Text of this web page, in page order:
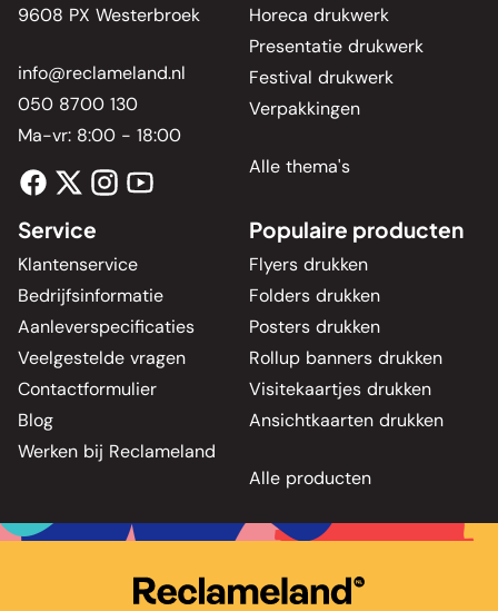
9608 PX Westerbroek
info@reclameland.nl
050 8700 130
Ma-vr: 8:00 - 18:00
Horeca drukwerk
Presentatie drukwerk
Festival drukwerk
Verpakkingen
Alle thema's
Service
Klantenservice
Bedrijfsinformatie
Aanleverspecificaties
Veelgestelde vragen
Contactformulier
Blog
Werken bij Reclameland
Populaire producten
Flyers drukken
Folders drukken
Posters drukken
Rollup banners drukken
Visitekaartjes drukken
Ansichtkaarten drukken
Alle producten